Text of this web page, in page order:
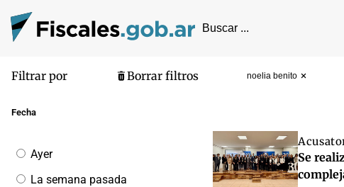
Filtrar por Borrar filtros noelia benito
Fecha
Filtrar
por
fecha
Ayer
La semana pasada
Se